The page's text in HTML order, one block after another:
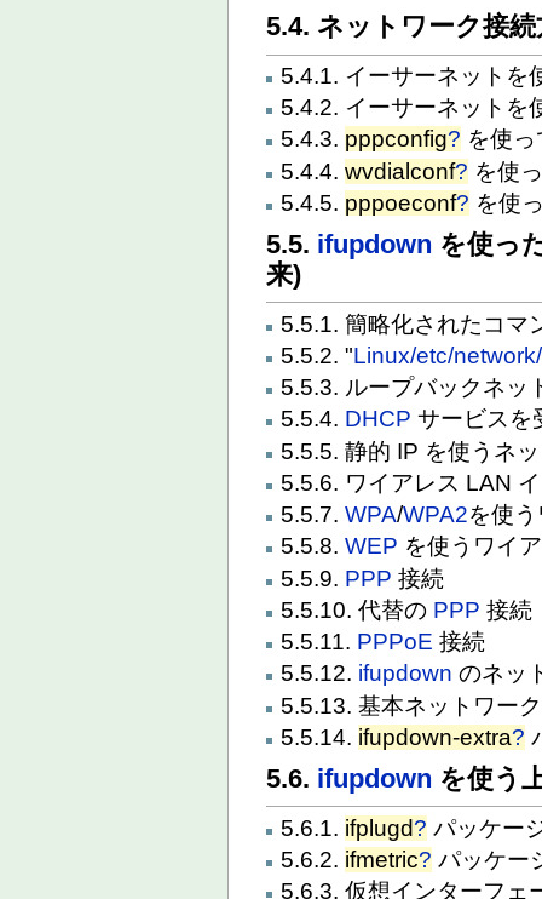
5.4. ネットワーク接続
5.4.1. イーサーネットを
5.4.2. イーサーネットを
5.4.3. pppconfig? を使
5.4.4.wvdialconf? を使
5.4.5. pppoeconf? を使
5.5. ifupdown を使っ
来)
5.5.1. 簡略化されたコマ
5.5.2. "Linux/etc/
5.5.3. ループバックネッ
5.5.4. DHCP サービスを
5.5.5. 静的 IP を使うネ
5.5.6. ワイアレス LAN
5.5.7.WPA/WPA2を使
5.5.8.WEP を使うワイ
5.5.9. PPP 接続
5.5.10. 代替の PPP 接続
5.5.11. PPPoE 接続
5.5.12. ifupdown のネッ
5.5.13. 基本ネットワー
5.5.14. ifupdown-extra?
5.6. ifupdown を使う
5.6.1. ifplugd? パッケー
5.6.2. ifmetric? パッケー
5.6.3. 仮想インターフェ